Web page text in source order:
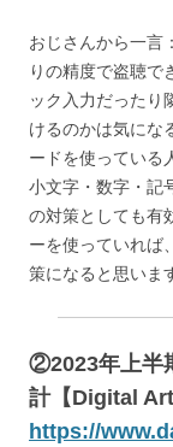
おじさんから一言
りの精度で盗聴で
ック入力だったり
けるのかは気にな
ードを使っている
小文字・数字・記
の対策としても有
ーを使っていれば
策になると思いま
②2023年上半
計【Digital
https://